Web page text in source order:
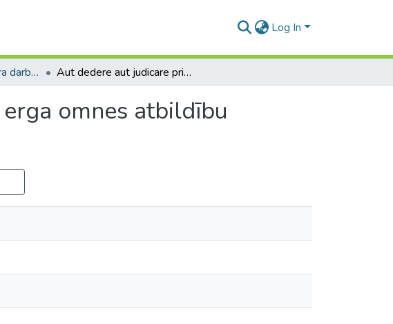
Log In
Bakalaura un maģistra darbi (JF) / Bachelor's and Master's theses Aut dedere aut judicare principa saistība ar erga omnes atbildību starptautiskajās publiskajās tiesībās
omnes atbildību